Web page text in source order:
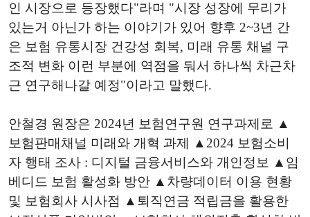
인 시장으로 등장했다"라며 "시장 성장에 무리가
있는거 아닌가 하는 이야기가 있어 향후 2~3년 간
은 보험 유통시장 건강성 회복, 미래 유통 채널 구
조적 변화 이런 부분에 역점을 둬서 하나씩 차근차
근 연구해나갈 예정"이라고 말했다.
안철경 원장은 2024년 보험연구원 연구과제로 ▲
보험판매채널 미래와 개혁 과제 ▲2024 보험소비
자 행태 조사 : 디지털 금융서비스와 개인정보 ▲임
베디드 보험 활성화 방안 ▲차량데이터 이용 현황
및 보험회사 시사점 ▲퇴직연금 적립금을 활용한